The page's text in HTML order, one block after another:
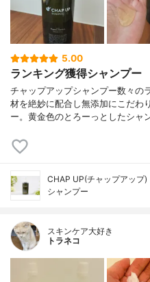
5.00
ランキング獲得シャンプー
チャップアップシャンプー数々の
材を絶妙に配合し無添加にこだわ
ー。黄金色のとろーっとしたシャ
CHAP UP(チャップアップ)
シャンプー
スキンケア大好き
トラネコ